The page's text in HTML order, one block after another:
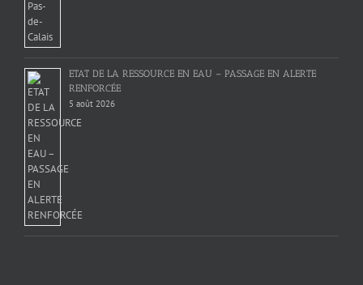
ETAT DE LA RESSOURCE EN EAU – PASSAGE EN ALERTE
RENFORCÉE
5 août 2026